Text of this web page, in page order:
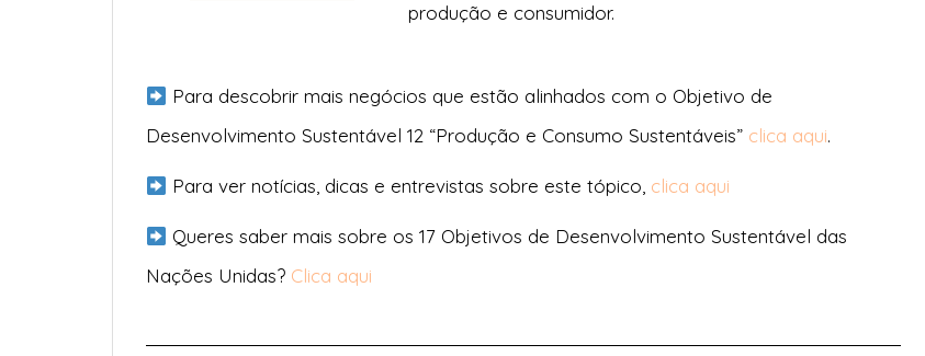
produção e consumidor.
Para descobrir mais negócios que estão alinhados com o Objetivo de
Desenvolvimento Sustentável 12 “Produção e Consumo Sustentáveis” clica aqui.
Para ver notícias, dicas e entrevistas sobre este tópico, clica aqui
Queres saber mais sobre os 17 Objetivos de Desenvolvimento Sustentável das
Nações Unidas? Clica aqui